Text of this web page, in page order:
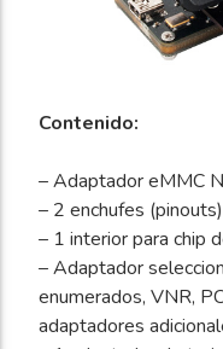
Contenido:
– Adaptador eMMC
– 2 enchufes
– 1 interior para chip
– Adaptador
enumerados, VNR,
adaptadores